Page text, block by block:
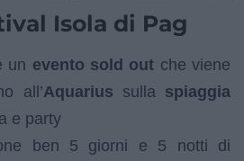
Isola di Pag
un evento sold out che viene
all’Aquarius sulla spiaggia
e party
ben 5 giorni e 5 notti di